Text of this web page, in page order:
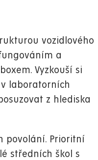
vozidlového
a
Vyzkouší si
laboratorních
z hlediska
povolání. Prioritní
středních škol s